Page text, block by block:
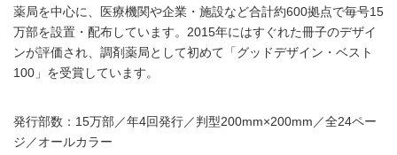
薬局を中心に、医療機関や企業・施設など合計約600拠点で毎号15
万部を設置・配布しています。2015年にはすぐれた冊子のデザイ
ンが評価され、調剤薬局として初めて「グッドデザイン・ベスト
100」を受賞しています。
発行部数：15万部／年4回発行／判型200mm×200mm／全24ペー
ジ／オールカラー